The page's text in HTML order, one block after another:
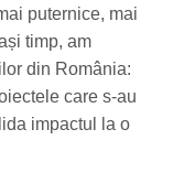
puternice, mai
timp, am
din România:
care s-au
impactul la o